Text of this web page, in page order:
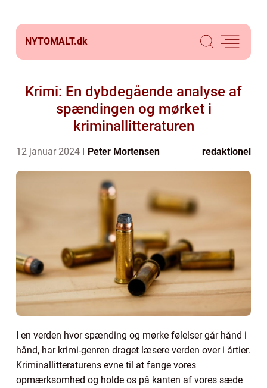
NYTOMALT.dk
Krimi: En dybdegående analyse af
spændingen og mørket i
kriminallitteraturen
12 januar 2024 Peter Mortensen redaktionel
I en verden hvor spænding og mørke følelser går hånd i
hånd, har krimi-genren draget læsere verden over i årtier.
Kriminallitteraturens evne til at fange vores
opmærksomhed og holde os på kanten af vores sæde